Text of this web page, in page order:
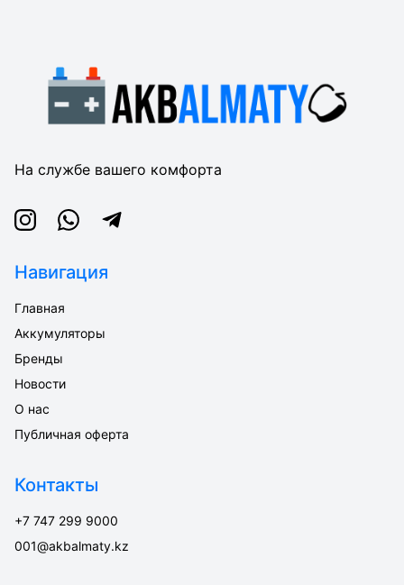
На службе вашего комфорта
InstagramWhatsappTelegram
Навигация
Главная
Аккумуляторы
Бренды
Новости
О нас
Публичная оферта
Контакты
+7 747 299 9000
001@akbalmaty.kz